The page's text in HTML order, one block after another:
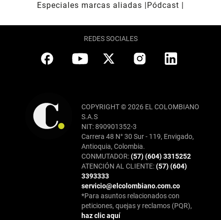
Especiales marcas aliadas
Pódcast
REDES SOCIALES
COPYRIGHT © 2026 EL COLOMBIANO
S.A.S
NIT: 890901352-3
Carrera 48 N° 30 Sur - 119, Envigado,
Antioquia, Colombia.
CONMUTADOR:(57) (604) 3315252
ATENCIÓN AL CLIENTE:(57) (604)
3393333
servicio@elcolombiano.com.co
*Para asuntos relacionados con
peticiones, quejas y reclamos (PQR),
haz clic aquí